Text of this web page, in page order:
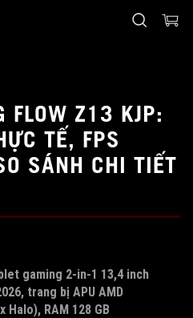
FLOW Z13 KJP:
TẾ, FPS
SÁNH CHI TIẾT
gaming 2-in-1 13,4 inch
trang bị APU AMD
Halo), RAM 128 GB